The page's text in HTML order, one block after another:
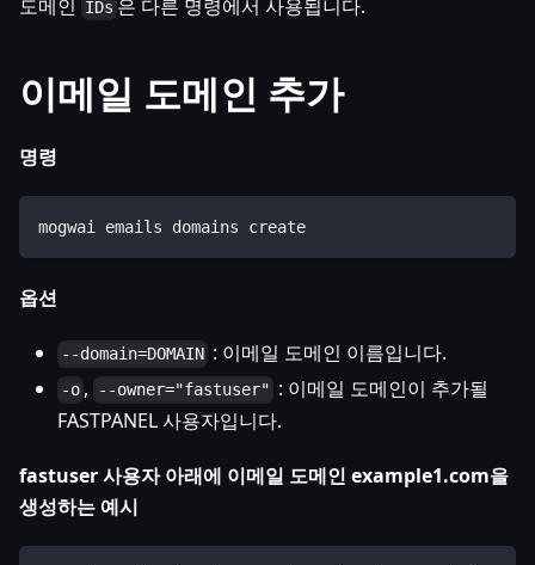
도메인 IDs 은 다른 명령에서 사용됩니다.
이메일 도메인 추가
명령
mogwai emails domains create
옵션
--domain=DOMAIN : 이메일 도메인 이름입니다.
-o , --owner="fastuser" : 이메일 도메인이 추가될
FASTPANEL 사용자입니다.
fastuser 사용자 아래에 이메일 도메인 example1.com을
생성하는 예시